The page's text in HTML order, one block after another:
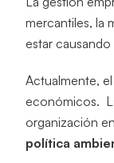
mercantiles, la
estar causando
Actualmente, el
económicos.
organización
política